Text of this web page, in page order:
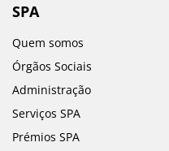
SPA
Quem somos
Órgãos Sociais
Administração
Serviços SPA
Prémios SPA